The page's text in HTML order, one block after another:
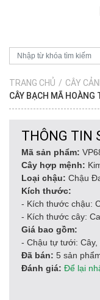
TRANG CHỦ / CÂY
CÂY BẠCH MÃ HOÀNG
THÔNG TIN
Mã sản phẩm:
Cây hợp mệnh:
Loại chậu: Chậu
Kích thước:
- Kích thước chậu:
- Kích thước cây:
Giá bao gồm:
- Chậu tự tưới:
Đã bán: 5 sản
Đánh giá: Để lại